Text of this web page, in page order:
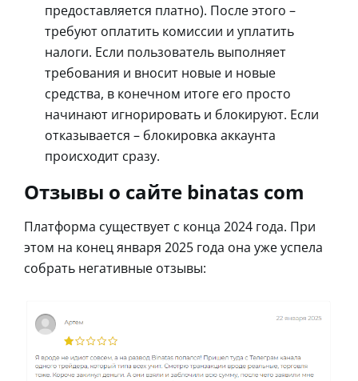
предоставляется платно). После этого –
требуют оплатить комиссии и уплатить
налоги. Если пользователь выполняет
требования и вносит новые и новые
средства, в конечном итоге его просто
начинают игнорировать и блокируют. Если
отказывается – блокировка аккаунта
происходит сразу.
Отзывы о сайте binatas com
Платформа существует с конца 2024 года. При
этом на конец января 2025 года она уже успела
собрать негативные отзывы: